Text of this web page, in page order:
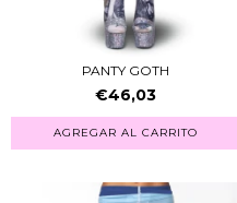
PANTY GOTH
€46,03
AGREGAR AL CARRITO